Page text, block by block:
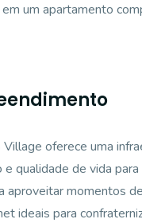
um apartamento
Village oferece uma
qualidade de vida
aproveitar momentos
ideais para